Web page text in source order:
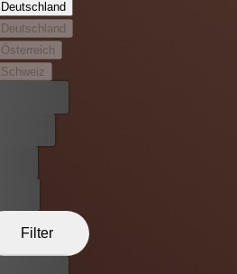
und alle bis auf einen
ist nach wie vor auf freiem Fuß,
Strich unter die Geheimnisse
und diese unerledigte Sache
Deutschland
Deutschland
Österreich
Schweiz
Filter